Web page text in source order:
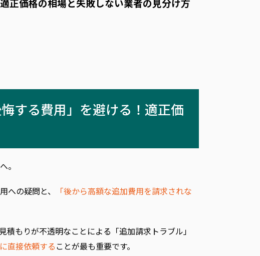
する費用」を避ける！適正価
。
への疑問と、
「後から高額な追加費用を請求されな
もりが不透明なことによる「追加請求トラブル」
直接依頼することが最も重要です。